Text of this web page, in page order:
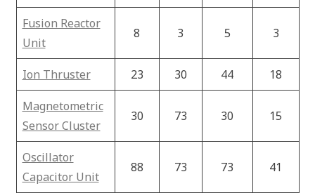
Fusion Reactor
Unit
8 3 5 3
Ion Thruster 23 30 44 18
Magnetometric
Sensor Cluster
30 73 30 15
Oscillator
Capacitor Unit
88 73 73 41